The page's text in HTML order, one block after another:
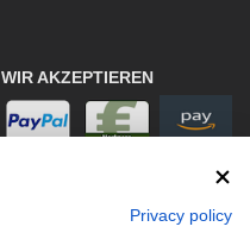
WIR AKZEPTIEREN
Privacy policy